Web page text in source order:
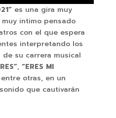
es una gira muy
intimo pensado
con el que espera
interpretando los
su carrera musical
, “ERES MI
otras, en un
que cautivarán